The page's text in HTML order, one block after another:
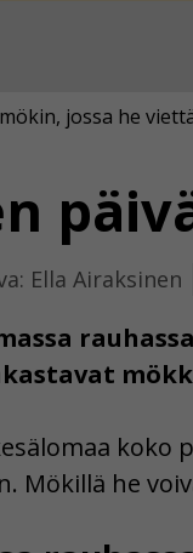
Ella Airaksinen
jossa he
koko
Mökillä he